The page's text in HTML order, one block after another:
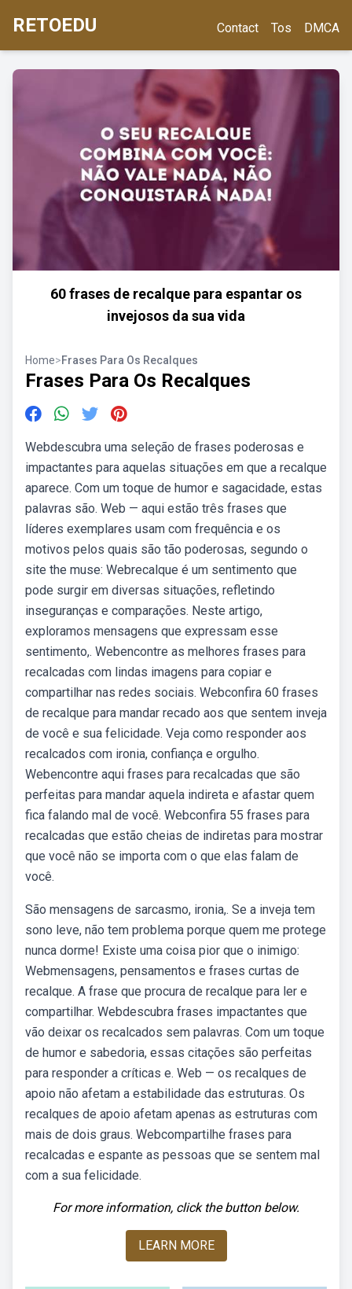
RETOEDU Contact Tos DMCA
60 frases de recalque para espantar os
invejosos da sua vida
Home>Frases Para Os Recalques
Frases Para Os Recalques
Webdescubra uma seleção de frases poderosas e
impactantes para aquelas situações em que a recalque
aparece. Com um toque de humor e sagacidade, estas
palavras são. Web — aqui estão três frases que
líderes exemplares usam com frequência e os
motivos pelos quais são tão poderosas, segundo o
site the muse: Webrecalque é um sentimento que
pode surgir em diversas situações, refletindo
inseguranças e comparações. Neste artigo,
exploramos mensagens que expressam esse
sentimento,. Webencontre as melhores frases para
recalcadas com lindas imagens para copiar e
compartilhar nas redes sociais. Webconfira 60 frases
de recalque para mandar recado aos que sentem inveja
de você e sua felicidade. Veja como responder aos
recalcados com ironia, confiança e orgulho.
Webencontre aqui frases para recalcadas que são
perfeitas para mandar aquela indireta e afastar quem
fica falando mal de você. Webconfira 55 frases para
recalcadas que estão cheias de indiretas para mostrar
que você não se importa com o que elas falam de
você.
São mensagens de sarcasmo, ironia,. Se a inveja tem
sono leve, não tem problema porque quem me protege
nunca dorme! Existe uma coisa pior que o inimigo:
Webmensagens, pensamentos e frases curtas de
recalque. A frase que procura de recalque para ler e
compartilhar. Webdescubra frases impactantes que
vão deixar os recalcados sem palavras. Com um toque
de humor e sabedoria, essas citações são perfeitas
para responder a críticas e. Web — os recalques de
apoio não afetam a estabilidade das estruturas. Os
recalques de apoio afetam apenas as estruturas com
mais de dois graus. Webcompartilhe frases para
recalcadas e espante as pessoas que se sentem mal
com a sua felicidade.
For more information, click the button below.
LEARN MORE